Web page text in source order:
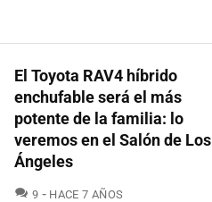
El Toyota RAV4 híbrido
enchufable será el más
potente de la familia: lo
veremos en el Salón de Los
Ángeles
9 COMENTARIOS
HACE 7 AÑOS